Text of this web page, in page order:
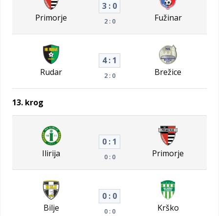
Primorje
3 : 0
2 : 0 Fužinar
Rudar
4 : 1
2 : 0 Brežice
13. krog
Ilirija
0 : 1
0 : 0 Primorje
Bilje
0 : 0
0 : 0 Krško